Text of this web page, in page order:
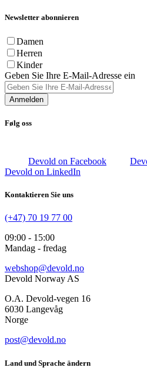
Newsletter abonnieren
Damen
Herren
Kinder
Geben Sie Ihre E-Mail-Adresse ein
Anmelden
Følg oss
Devold on Facebook
Devold on LinkedIn
Kontaktieren Sie uns
(+47) 70 19 77 00
09:00 - 15:00
Mandag - fredag
webshop@devold.no
Devold Norway AS
O.A. Devold-vegen 16
6030 Langevåg
Norge
post@devold.no
Land und Sprache ändern